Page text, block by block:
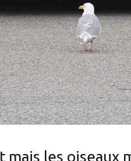
mais les oiseaux